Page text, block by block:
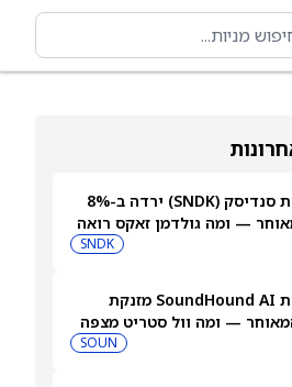
למה מניית סנדיסק (SNDK) ירדה ב-8%
— ומה גולדמן זאקס רואה
SNDK
למה מניית SoundHound AI מזנקת
— ומה וול סטריט מצפה
SOUN